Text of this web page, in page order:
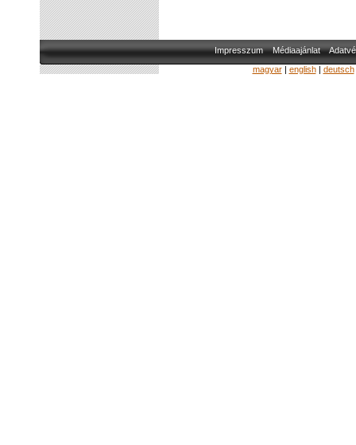
Impresszum Médiaajánlat
magyar| english| deutsch